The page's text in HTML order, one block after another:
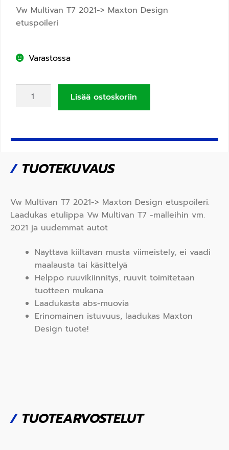
Vw Multivan T7 2021-> Maxton Design
etuspoileri
Varastossa
Lisää ostoskoriin
/TUOTEKUVAUS
Vw Multivan T7 2021-> Maxton Design etuspoileri.
Laadukas etulippa Vw Multivan T7 -malleihin vm.
2021 ja uudemmat autot
Näyttävä kiiltävän musta viimeistely, ei vaadi
maalausta tai käsittelyä
Helppo ruuvikiinnitys, ruuvit toimitetaan
tuotteen mukana
Laadukasta abs-muovia
Erinomainen istuvuus, laadukas Maxton
Design tuote!
/TUOTEARVOSTELUT